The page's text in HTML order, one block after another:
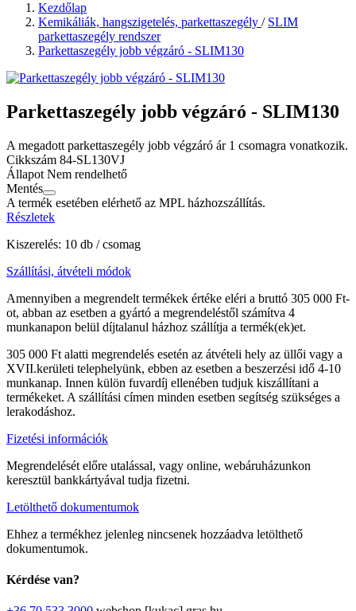
Kezdőlap
Kemikáliák, hangszigetelés, parkettaszegély / SLIM
parkettaszegély rendszer
Parkettaszegély jobb végzáró - SLIM130
Parkettaszegély jobb végzáró - SLIM130
A megadott parkettaszegély jobb végzáró ár 1 csomagra vonatkozik.
Cikkszám 84-SL130VJ
Állapot Nem rendelhető
Mentés
A termék esetében elérhető az MPL házhozszállítás.
Részletek
Kiszerelés: 10 db / csomag
Szállítási, átvételi módok
Amennyiben a megrendelt termékek értéke eléri a bruttó 305 000 Ft-
ot, abban az esetben a gyártó a megrendeléstől számítva 4
munkanapon belül díjtalanul házhoz szállítja a termék(ek)et.
305 000 Ft alatti megrendelés esetén az átvételi hely az üllői vagy a
XVII.kerületi telephelyünk, ebben az esetben a beszerzési idő 4-10
munkanap. Innen külön fuvardíj ellenében tudjuk kiszállítani a
termékeket. A szállítási címen minden esetben segítség szükséges a
lerakodáshoz.
Fizetési információk
Megrendelését előre utalással, vagy online, webáruházunkon
keresztül bankkártyával tudja fizetni.
Letölthető dokumentumok
Ehhez a termékhez jelenleg nincsenek hozzáadva letölthető
dokumentumok.
Kérdése van?